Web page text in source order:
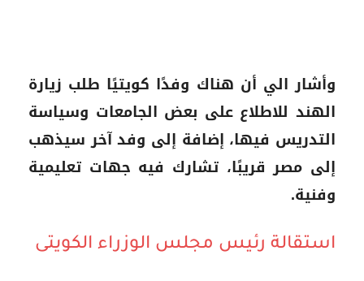
وأشار الي أن هناك وفدًا كويتيًا طلب زيارة
الهند للاطلاع على بعض الجامعات وسياسة
التدريس فيها، إضافة إلى وفد آخر سيذهب
إلى مصر قريبًا، تشارك فيه جهات تعليمية
وفنية.
استقالة رئيس مجلس الوزراء الكويتى